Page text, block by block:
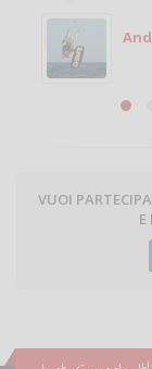
Michele
VUOI